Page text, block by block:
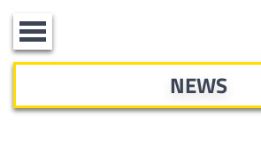
Toggle
navigation
NEWS